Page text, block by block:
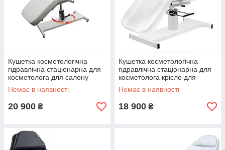
Кушетка косметологічна
гідравлічна стаціонарна для
косметолога для салону
краси 210
Немає в наявності
20 900 ₴
Кушетка косметологічна
гідравлічна стаціонарна для
косметолога крісло для
салону краси DM-210А
Немає в наявності
18 900 ₴